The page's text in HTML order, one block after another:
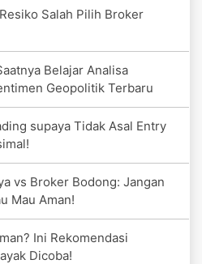
Salah Pilih Broker
Belajar Analisa
Geopolitik Terbaru
supaya Tidak Asal Entry
vs Broker Bodong: Jangan
Mau Aman!
Ini Rekomendasi
Dicoba!